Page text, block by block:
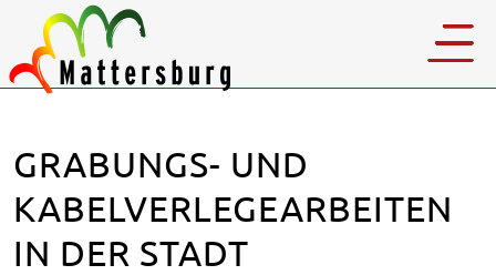
GRABUNGS- UND
KABELVERLEGEARBEITEN
IN DER STADT